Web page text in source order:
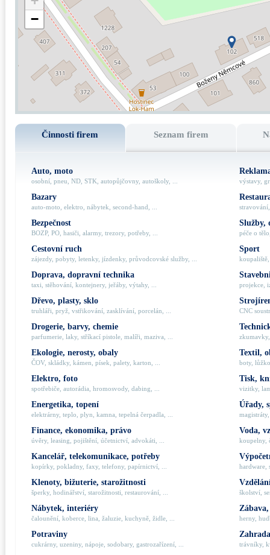
−
Činnosti firem Seznam firem
Auto, moto
osobní, pneu, ND, STK, autopůjčovny, autoškoly, ...
Bazary
auto-moto, elektro, nábytek, second-hand, ...
Bezpečnost
BOZP, PO, hasiči, alarmy, trezory, potřeby, ...
Cestovní ruch
zájezdy, pobyty, letenky, jízdenky, průvodcovské služby, ...
Doprava, dopravní technika
taxi, stěhování, kontejnery, jeřáby, výtahy, ...
Dřevo, plasty, sklo
truhláři, pryž, vstřikování, zasklívání, porcelán, ...
Drogerie, barvy, chemie
parfumerie, laky, stříkací pistole, malíři, maziva, ...
Ekologie, nerosty, obaly
ČOV, skládky, kámen, písek, palety, karton, ...
Elektro, foto
spotřebiče, autorádia, hromosvody, dabing, ...
Energetika, topení
elektrárny, teplo, plyn, kamna, tepelná čerpadla, ...
Finance, ekonomika, právo
úvěry, leasing, pojištění, účetnictví, advokáti, ...
Kancelář, telekomunikace, potřeby
kopírky, pokladny, faxy, telefony, papírnictví, ...
Klenoty, bižuterie, starožitnosti
šperky, hodinářství, starožitnosti, restaurování, ...
Nábytek, interiéry
čalounění, koberce, lina, žaluzie, kuchyně, židle, ...
Potraviny
cukrárny, uzeniny, nápoje, sodobary, gastrozařízení, ...
výstavy,
Služby,
péče o
Sport
projekce,
CNC
Textil,
boty,
Tisk,
vizitky,
Úřady,
Voda,
koupelny,
hardware,
školství,
herny,
trávníky,